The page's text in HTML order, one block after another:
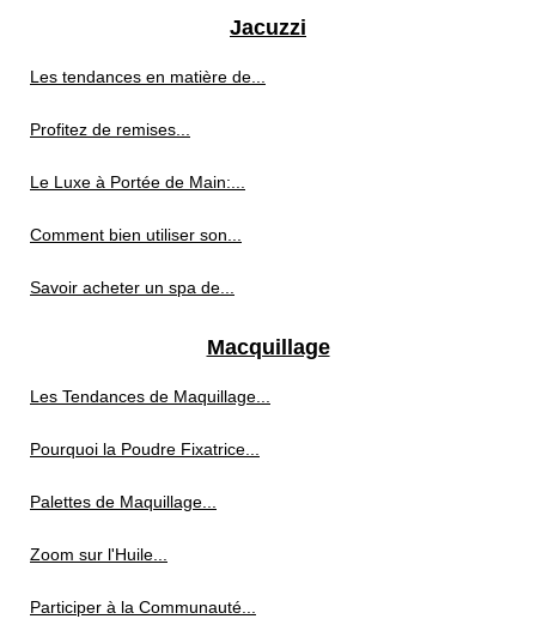
Jacuzzi
Les tendances en matière de...
Profitez de remises...
Le Luxe à Portée de Main:...
Comment bien utiliser son...
Savoir acheter un spa de...
Macquillage
Les Tendances de Maquillage...
Pourquoi la Poudre Fixatrice...
Palettes de Maquillage...
Zoom sur l'Huile...
Participer à la Communauté...